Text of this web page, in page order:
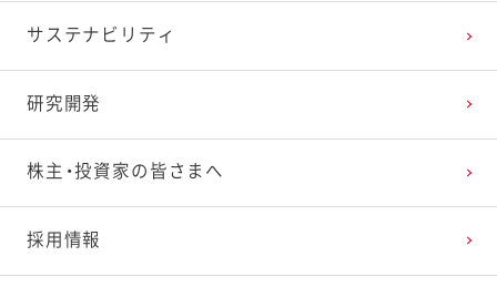
サステナビリティ
研究開発
株主・投資家の皆さまへ
採用情報